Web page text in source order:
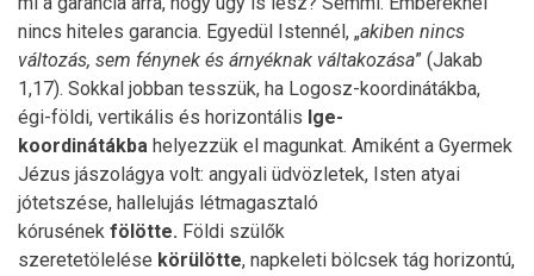
nincs hiteles garancia. Egyedül Istennél, „akiben nincs
változás, sem fénynek és árnyéknak váltakozása” (Jakab
1,17). Sokkal jobban tesszük, ha Logosz-koordinátákba,
égi-földi, vertikális és horizontális Ige-
koordinátákba helyezzük el magunkat. Amiként a Gyermek
Jézus jászolágya volt: angyali üdvözletek, Isten atyai
jótetszése, hallelujás létmagasztaló
kórusének fölötte. Földi szülők
szeretetölelése körülötte, napkeleti bölcsek tág horizontú,